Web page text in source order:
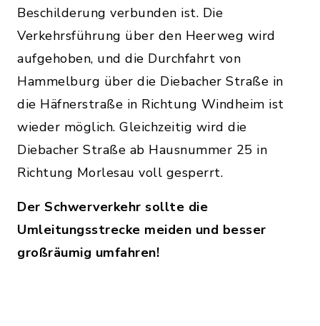
Beschilderung verbunden ist. Die
Verkehrsführung über den Heerweg wird
aufgehoben, und die Durchfahrt von
Hammelburg über die Diebacher Straße in
die Häfnerstraße in Richtung Windheim ist
wieder möglich. Gleichzeitig wird die
Diebacher Straße ab Hausnummer 25 in
Richtung Morlesau voll gesperrt.
Der Schwerverkehr sollte die
Umleitungsstrecke meiden und besser
großräumig umfahren!